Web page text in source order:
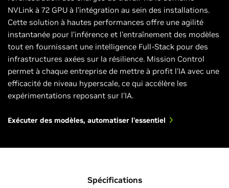
NVLink à 72 GPU à l’intégration au sein des installations.
Cette solution à hautes performances offre une agilité
instantanée pour l’inférence et l'entraînement des modèles
tout en fournissant une intelligence Full-Stack pour des
infrastructures axées sur la résilience. Mission Control
permet à chaque entreprise de mettre à profit l'IA avec une
efficacité de niveau hyperscale, ce qui accélère les
expérimentations reposant sur l'IA.
Exécuter des modèles, automatiser l'essentiel
Spécifications